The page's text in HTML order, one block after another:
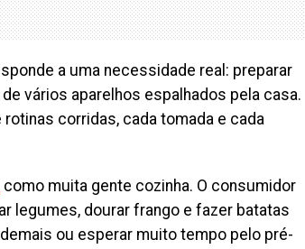
a uma necessidade real: preparar
vários aparelhos espalhados pela casa.
corridas, cada tomada e cada
como muita gente cozinha. O consumidor
legumes, dourar frango e fazer batatas
ou esperar muito tempo pelo pré-